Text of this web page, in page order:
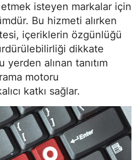
isteyen markalar için
Bu hizmeti alırken
içeriklerin özgünlüğü
dikkate
yerden alınan tanıtım
motoru
katkı sağlar.